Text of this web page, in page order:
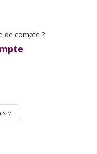
de compte ?